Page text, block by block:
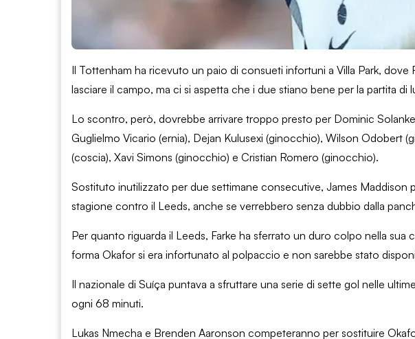
Il Tottenham ha ricevuto un paio di consueti infortuni a Villa Park,
lasciare il campo, ma ci si aspetta che i due stiano bene per la partita di
Lo scontro, però, dovrebbe arrivare troppo presto per Dominic
Guglielmo Vicario (ernia), Dejan Kulusexi (ginocchio), Wilson Odobert
(coscia), Xavi Simons (ginocchio) e Cristian Romero (ginocchio).
Sostituto inutilizzato per due settimane consecutive, James Maddison
stagione contro il Leeds, anche se verrebbero senza dubbio dalla
Per quanto riguarda il Leeds, Farke ha sferrato un duro colpo nella
forma Okafor si era infortunato al polpaccio e non sarebbe stato
Il nazionale di Suíça puntava a sfruttare una serie di sette gol nelle
ogni 68 minuti.
Lukas Nmecha e Brenden Aaronson competeranno per sostituire